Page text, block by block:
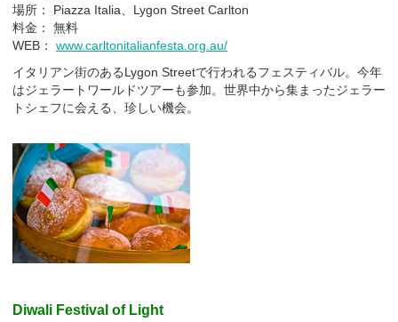
場所： Piazza Italia、Lygon Street Carlton
料金： 無料
WEB： www.carltonitalianfesta.org.au/
イタリアン街のあるLygon Streetで行われるフェスティバル。今年
はジェラートワールドツアーも参加。世界中から集まったジェラー
トシェフに会える、珍しい機会。
Diwali Festival of Light